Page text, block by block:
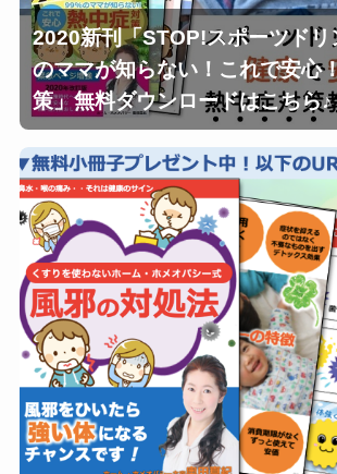
2020新刊「STOP!スポーツドリ
のママが知らない！これで安心
策」無料ダウンロードはこちら♪